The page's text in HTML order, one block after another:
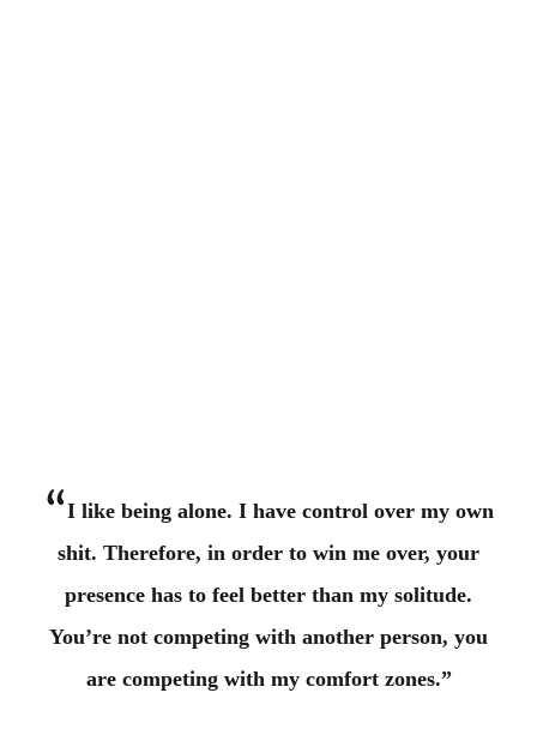
“I like being alone. I have control over my own
shit. Therefore, in order to win me over, your
presence has to feel better than my solitude.
You’re not competing with another person, you
are competing with my comfort zones.”